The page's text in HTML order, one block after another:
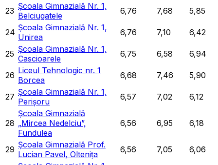
23 Școala Gimnazială Nr. 1,
Belciugatele
6,76 7,68 5,85
24 Școala Gimnazială Nr. 1,
Unirea
6,76 7,10 6,42
25 Școala Gimnazială Nr. 1,
Cascioarele
6,75 6,58 6,94
26 Liceul Tehnologic nr. 1
Borcea
6,68 7,46 5,90
27 Școala Gimnazială Nr. 1,
Perișoru
6,57 7,02 6,12
28
Școala Gimnazială
„Mircea Nedelciu”,
Fundulea
6,56 6,95 6,18
29 Școala Gimnazială Prof.
Lucian Pavel, Oltenița
6,56 7,05 6,06